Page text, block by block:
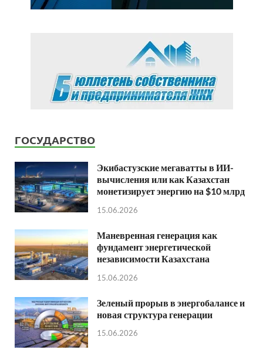
ГОСУДАРСТВО
Экибастузские мегаватты в ИИ-
вычисления или как Казахстан
монетизирует энергию на $10 млрд
15.06.2026
Маневренная генерация как
фундамент энергетической
независимости Казахстана
15.06.2026
Зеленый прорыв в энергобалансе и
новая структура генерации
15.06.2026